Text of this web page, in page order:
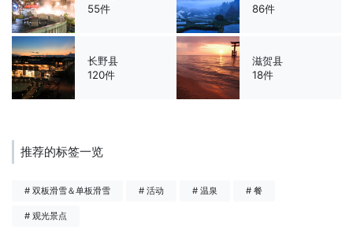
55件
86件
长野县
120件
滋贺县
18件
推荐的标签一览
# 双板滑雪＆单板滑雪 # 活动 # 温泉 # 餐
# 观光景点